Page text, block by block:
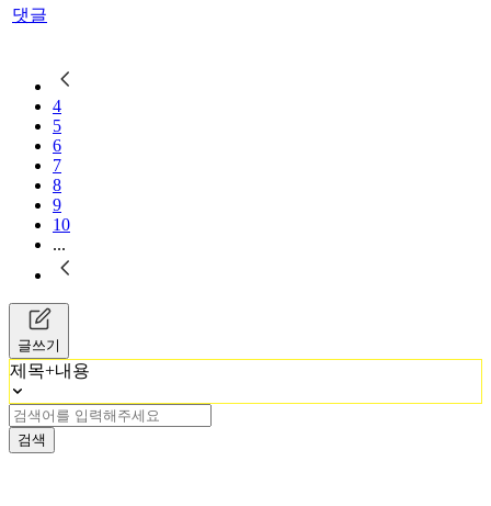
댓글
4
5
6
7
8
9
10
...
글쓰기
제목+내용
검색